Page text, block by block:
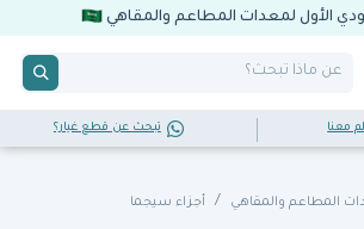
الأول لمعدات المطاعم والمقاهي
معنا تبحث عن قطع غيار؟
المطاعم والمقاهي أجزاء سيجما